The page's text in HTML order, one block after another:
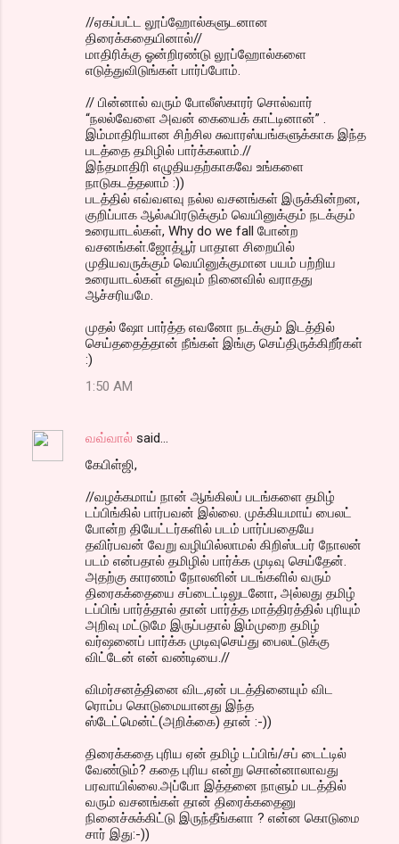
//ஏகப்பட்ட லூப்ஹோல்களுடனான
திரைக்கதையினால்//
மாதிரிக்கு ஓன்றிரண்டு லூப்ஹோல்களை
எடுத்துவிடுங்கள் பார்ப்போம்.
// பின்னால் வரும் போலீஸ்காரர் சொல்வார்
“நலல்வேளை அவன் கையைக் காட்டினான்” .
இம்மாதிரியான சிற்சில சுவாரஸ்யங்களுக்காக இந்த
படத்தை தமிழில் பார்க்கலாம்.//
இந்தமாதிரி எழுதியதற்காகவே உங்களை
நாடுகடத்தலாம் :))
படத்தில் எவ்வளவு நல்ல வசனங்கள் இருக்கின்றன,
குறிப்பாக ஆல்ஃபிரடுக்கும் வெயினுக்கும் நடக்கும்
உரையாடல்கள், Why do we fall போன்ற
வசனங்கள்.ஜோத்பூர் பாதாள சிறையில்
முதியவருக்கும் வெயினுக்குமான பயம் பற்றிய
உரையாடல்கள் எதுவும் நினைவில் வராதது
ஆச்சரியமே.
முதல் ஷோ பார்த்த எவனோ நடக்கும் இடத்தில்
செய்ததைத்தான் நீங்கள் இங்கு செய்திருக்கிறீர்கள்
:)
1:50 AM
வவ்வால் said…
கேபிள்ஜி,
//வழக்கமாய் நான் ஆங்கிலப் படங்களை தமிழ்
டப்பிங்கில் பார்பவன் இல்லை. முக்கியமாய் பைலட்
போன்ற தியேட்டர்களில் படம் பார்ப்பதையே
தவிர்பவன் வேறு வழியில்லாமல் கிறிஸ்டபர் நோலன்
படம் என்பதால் தமிழில் பார்க்க முடிவு செய்தேன்.
அதற்கு காரணம் நோலனின் படங்களில் வரும்
திரைகக்தையை சப்டைட்டிலுடனோ, அல்லது தமிழ்
டப்பிங் பார்த்தால் தான் பார்த்த மாத்திரத்தில் புரியும்
அறிவு மட்டுமே இருப்பதால் இம்முறை தமிழ்
வர்ஷனைப் பார்க்க முடிவுசெய்து பைலட்டுக்கு
விட்டேன் என் வண்டியை.//
விமர்சனத்தினை விட,ஏன் படத்தினையும் விட
ரொம்ப கொடுமையானது இந்த
ஸ்டேட்மென்ட்(அறிக்கை) தான் :-))
திரைக்கதை புரிய ஏன் தமிழ் டப்பிங்/சப் டைட்டில்
வேண்டும்? கதை புரிய என்று சொன்னாலாவது
பரவாயில்லை.அப்போ இத்தனை நாளும் படத்தில்
வரும் வசனங்கள் தான் திரைக்கதைனு
நினைச்சுக்கிட்டு இருந்தீங்களா ? என்ன கொடுமை
சார் இது:-))